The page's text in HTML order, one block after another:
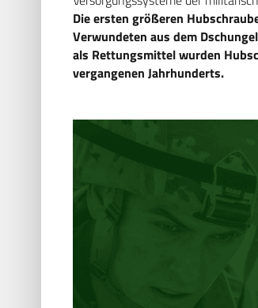
Die ersten größeren
Verwundeten aus dem
als Rettungsmittel wurden
vergangenen Jahrhunderts.